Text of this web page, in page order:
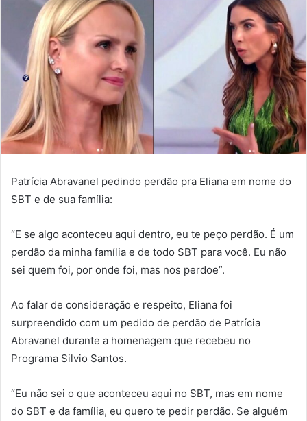
Patrícia Abravanel pedindo perdão pra Eliana em nome do
SBT e de sua família:
“E se algo aconteceu aqui dentro, eu te peço perdão. É um
perdão da minha família e de todo SBT para você. Eu não
sei quem foi, por onde foi, mas nos perdoe”.
Ao falar de consideração e respeito, Eliana foi
surpreendido com um pedido de perdão de Patrícia
Abravanel durante a homenagem que recebeu no
Programa Silvio Santos.
“Eu não sei o que aconteceu aqui no SBT, mas em nome
do SBT e da família, eu quero te pedir perdão. Se alguém